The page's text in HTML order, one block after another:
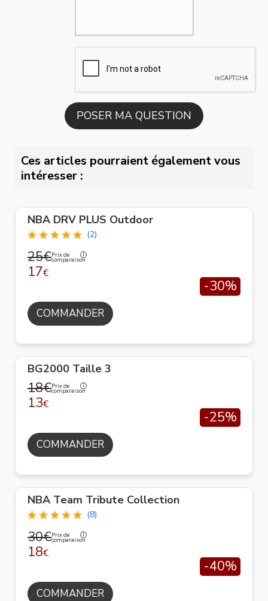
Ces articles pourraient également vous
intéresser :
NBA DRV PLUS Outdoor
(2)
25€Prix de
comparaison
17€
-30%
COMMANDER
BG2000 Taille 3
18€Prix de
comparaison
13€
-25%
COMMANDER
NBA Team Tribute Collection
(8)
30€Prix de
comparaison
18€
-40%
COMMANDER